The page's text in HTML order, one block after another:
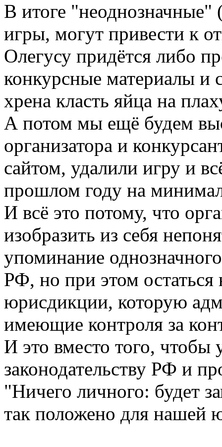
В итоге "неоднозначные"
игры, могут привести к
Олегусу придётся либо
конкурсные материалы и
хрена класть яйца на
А потом мы ещё будем
организатора и
сайтом, удалили игру и
прошлом году на
И всё это потому, что
изобразить из себя
упоминание однозначного
РФ, но при этом
юрисдикции, которую
имеющие контроля за
И это вместо того, чтобы
законодательству РФ и
"Ничего личного: будет
так положено для нашей